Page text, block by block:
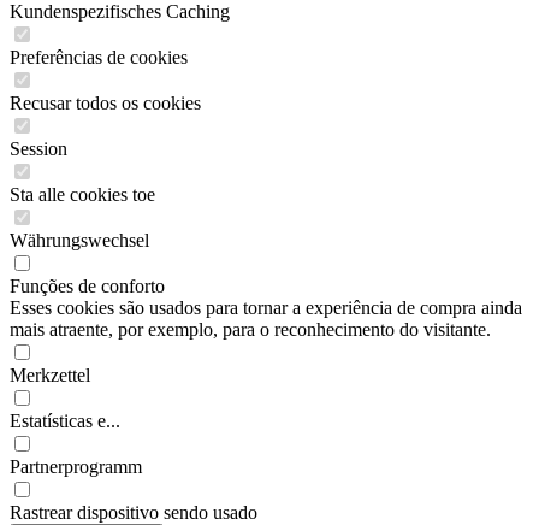
Kundenspezifisches Caching
Preferências de cookies
Recusar todos os cookies
Session
Sta alle cookies toe
Währungswechsel
Funções de conforto
Esses cookies são usados para tornar a experiência de compra ainda
mais atraente, por exemplo, para o reconhecimento do visitante.
Merkzettel
Estatísticas e...
Partnerprogramm
Rastrear dispositivo sendo usado